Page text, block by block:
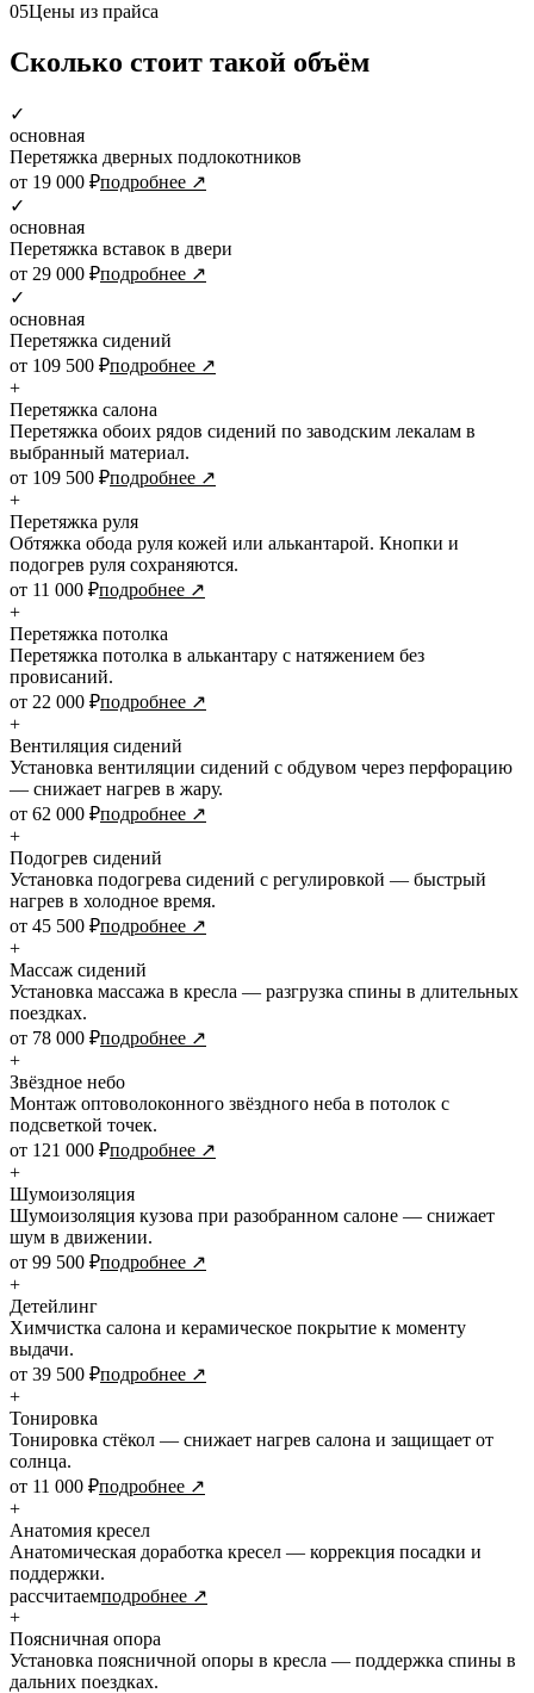
05Цены из прайса
Сколько стоит такой объём
✓
основная
Перетяжка дверных подлокотников
от 19 000 ₽подробнее ↗
✓
основная
Перетяжка вставок в двери
от 29 000 ₽подробнее ↗
✓
основная
Перетяжка сидений
от 109 500 ₽подробнее ↗
+
Перетяжка салона
Перетяжка обоих рядов сидений по заводским лекалам в
выбранный материал.
от 109 500 ₽подробнее ↗
+
Перетяжка руля
Обтяжка обода руля кожей или алькантарой. Кнопки и
подогрев руля сохраняются.
от 11 000 ₽подробнее ↗
+
Перетяжка потолка
Перетяжка потолка в алькантару с натяжением без
провисаний.
от 22 000 ₽подробнее ↗
+
Вентиляция сидений
Установка вентиляции сидений с обдувом через перфорацию
— снижает нагрев в жару.
от 62 000 ₽подробнее ↗
+
Подогрев сидений
Установка подогрева сидений с регулировкой — быстрый
нагрев в холодное время.
от 45 500 ₽подробнее ↗
+
Массаж сидений
Установка массажа в кресла — разгрузка спины в длительных
поездках.
от 78 000 ₽подробнее ↗
+
Звёздное небо
Монтаж оптоволоконного звёздного неба в потолок с
подсветкой точек.
от 121 000 ₽подробнее ↗
+
Шумоизоляция
Шумоизоляция кузова при разобранном салоне — снижает
шум в движении.
от 99 500 ₽подробнее ↗
+
Детейлинг
Химчистка салона и керамическое покрытие к моменту
выдачи.
от 39 500 ₽подробнее ↗
+
Тонировка
Тонировка стёкол — снижает нагрев салона и защищает от
солнца.
от 11 000 ₽подробнее ↗
+
Анатомия кресел
Анатомическая доработка кресел — коррекция посадки и
поддержки.
рассчитаемподробнее ↗
+
Поясничная опора
Установка поясничной опоры в кресла — поддержка спины в
дальних поездках.